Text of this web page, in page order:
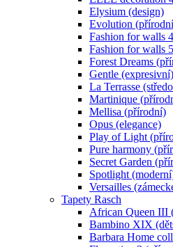
Elysium (design)
Evolution
Fashion for walls
Fashion for walls
Forest Dreams
Gentle (expresivní)
La Terrasse
Martinique
Mellisa (přírodní)
Opus (elegance)
Play of Light
Pure harmony
Secret Garden
Spotlight
Versailles
Tapety Rasch
African Queen III
Bambino XIX
Barbara Home